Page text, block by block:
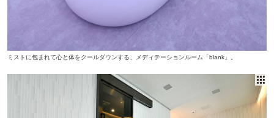
ミストに包まれて心と体をクールダウンする、メディテーションルーム「blank」。